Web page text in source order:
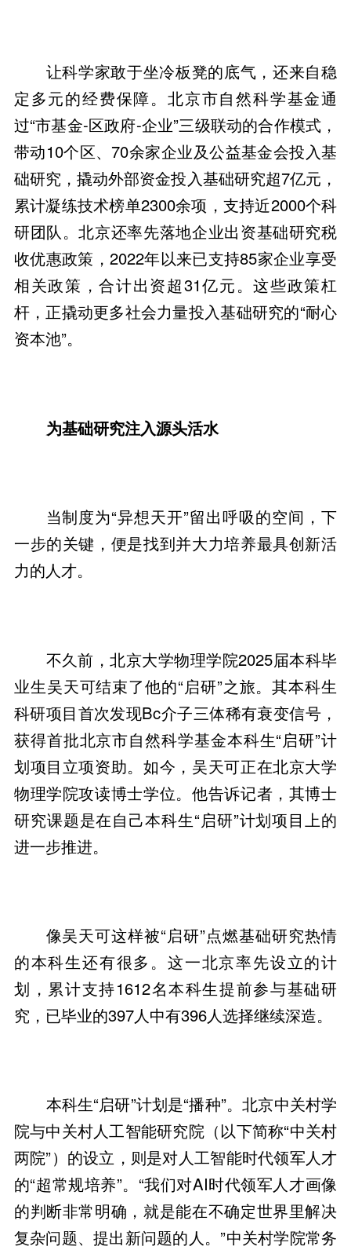
让科学家敢于坐冷板凳的底气，还来自稳
定多元的经费保障。北京市自然科学基金通
过“市基金-区政府-企业”三级联动的合作模式，
带动10个区、70余家企业及公益基金会投入基
础研究，撬动外部资金投入基础研究超7亿元，
累计凝练技术榜单2300余项，支持近2000个科
研团队。北京还率先落地企业出资基础研究税
收优惠政策，2022年以来已支持85家企业享受
相关政策，合计出资超31亿元。这些政策杠
杆，正撬动更多社会力量投入基础研究的“耐心
资本池”。
为基础研究注入源头活水
当制度为“异想天开”留出呼吸的空间，下
一步的关键，便是找到并大力培养最具创新活
力的人才。
不久前，北京大学物理学院2025届本科毕
业生吴天可结束了他的“启研”之旅。其本科生
科研项目首次发现Bc介子三体稀有衰变信号，
获得首批北京市自然科学基金本科生“启研”计
划项目立项资助。如今，吴天可正在北京大学
物理学院攻读博士学位。他告诉记者，其博士
研究课题是在自己本科生“启研”计划项目上的
进一步推进。
像吴天可这样被“启研”点燃基础研究热情
的本科生还有很多。这一北京率先设立的计
划，累计支持1612名本科生提前参与基础研
究，已毕业的397人中有396人选择继续深造。
本科生“启研”计划是“播种”。北京中关村学
院与中关村人工智能研究院（以下简称“中关村
两院”）的设立，则是对人工智能时代领军人才
的“超常规培养”。“我们对AI时代领军人才画像
的判断非常明确，就是能在不确定世界里解决
复杂问题、提出新问题的人。”中关村学院常务